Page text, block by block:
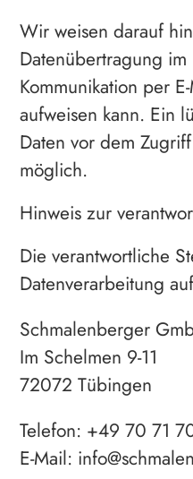
Wir weisen darauf
Datenübertragung
Kommunikation per
aufweisen kann. Ein
Daten vor dem
möglich.
Hinweis zur
Die verantwortliche
Datenverarbeitung
Schmalenberger
Im Schelmen 9-11
72072 Tübingen
Telefon: +49 70 71
E-Mail: